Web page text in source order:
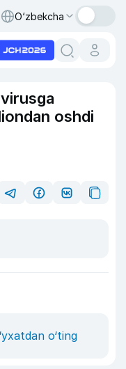
O‘zbekcha
oshdi
o‘ting